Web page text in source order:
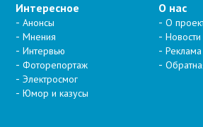
Интересное
Анонсы
Мнения
Интервью
Фоторепортаж
Электросмог
Юмор и казусы
О нас
О
Новости
Реклама